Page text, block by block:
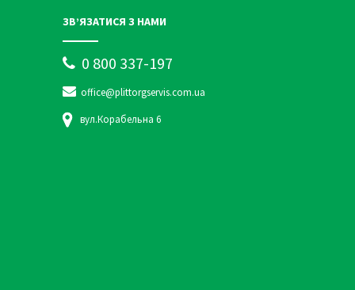
ЗВ’ЯЗАТИСЯ З НАМИ
0 800 337-197
office@plittorgservis.com.ua
вул.Корабельна 6